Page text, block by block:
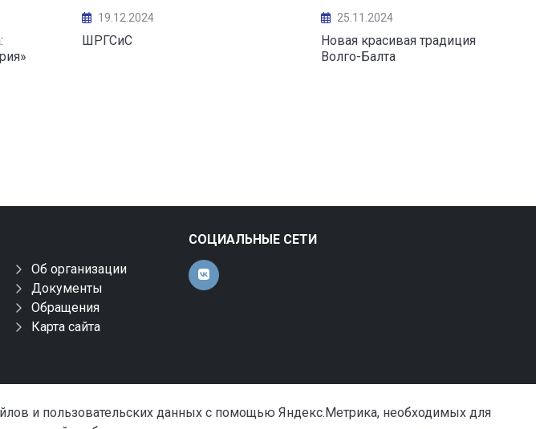
19.12.2024
ШРГСиС
25.11.2024
Новая красивая традиция
Волго-Балта
Об организации
Документы
Обращения
Карта сайта
СОЦИАЛЬНЫЕ СЕТИ
и пользовательских данных с помощью Яндекс.Метрика, необходимых для